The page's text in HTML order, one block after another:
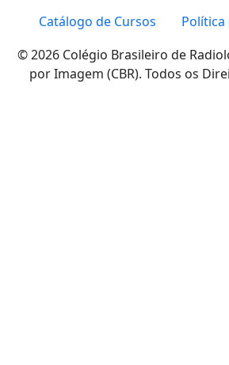
Catálogo de Cursos
© 2026 Colégio Brasileiro de
por Imagem (CBR). Todos os